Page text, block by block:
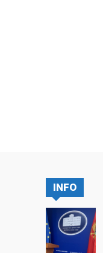
INFO